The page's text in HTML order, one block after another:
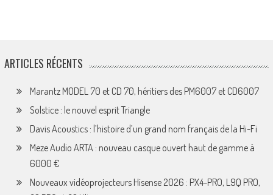
ARTICLES RÉCENTS
Marantz MODEL 70 et CD 70, héritiers des PM6007 et CD6007
Solstice : le nouvel esprit Triangle
Davis Acoustics : l’histoire d’un grand nom français de la Hi-Fi
Meze Audio ARTA : nouveau casque ouvert haut de gamme à
6000 €
Nouveaux vidéoprojecteurs Hisense 2026 : PX4-PRO, L9Q PRO,